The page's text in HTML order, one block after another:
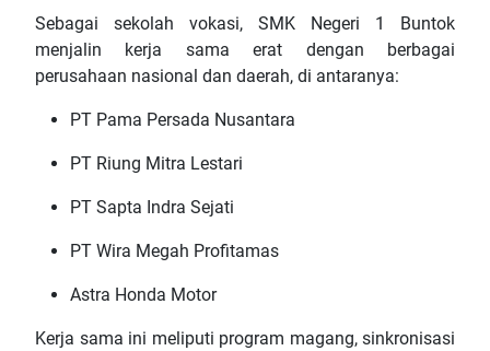
Sebagai sekolah vokasi, SMK Negeri 1 Buntok
menjalin kerja sama erat dengan berbagai
perusahaan nasional dan daerah, di antaranya:
PT Pama Persada Nusantara
PT Riung Mitra Lestari
PT Sapta Indra Sejati
PT Wira Megah Profitamas
Astra Honda Motor
Kerja sama ini meliputi program magang, sinkronisasi